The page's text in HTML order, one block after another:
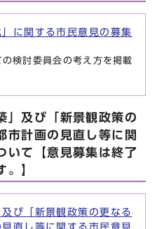
に関する市民意見の募集
検討委員会の考え方を掲載
」及び「新景観政策の
市計画の見直し等に関
いて【意見募集は終了
。】
び「新景観政策の更なる
直し等に関する市民意見